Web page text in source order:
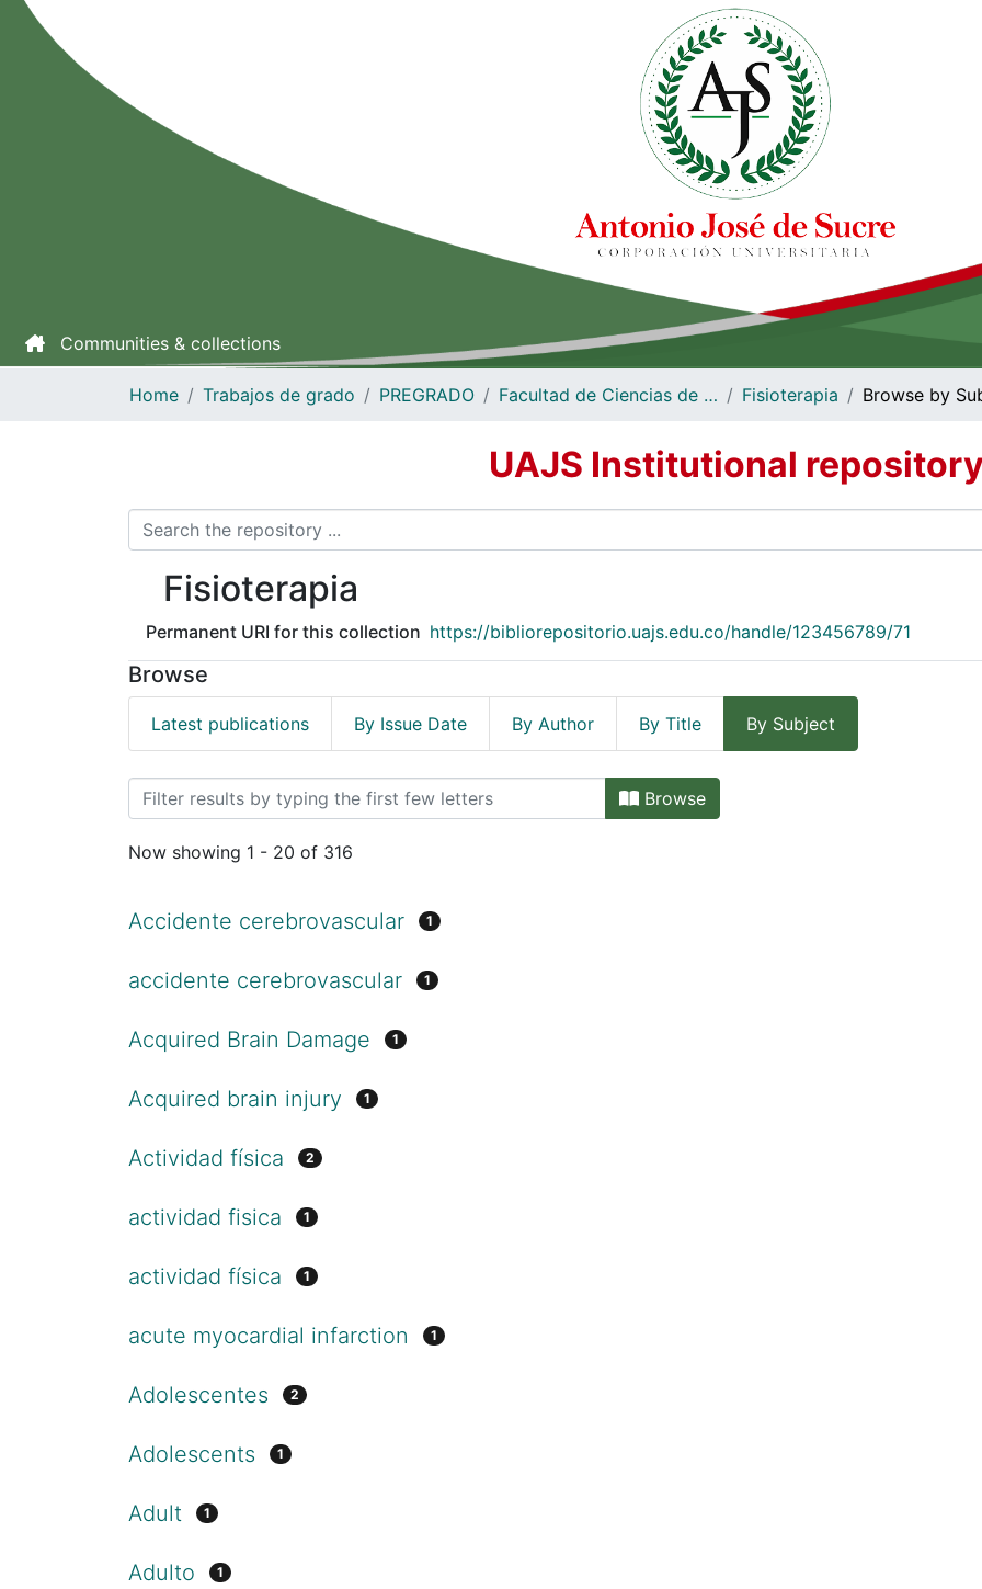
Communities & collections
Home Trabajos de grado PREGRADO Facultad de Ciencias de la Salud Fisioterapia Browse by
UAJS Institutional repository
Fisioterapia
Permanent URI for this collection https://bibliorepositorio.uajs.edu.co/handle/123456789/71
Browse
Latest publications By Issue Date By Author By Title By Subject
Browsing Fisioterapia by Subject Browse
Now showing 1 - 20 of 316
Accidente cerebrovascular 1
accidente cerebrovascular 1
Acquired Brain Damage 1
Acquired brain injury 1
Actividad física 2
actividad fisica 1
actividad física 1
acute myocardial infarction 1
Adolescentes 2
Adolescents 1
Adult 1
Adulto 1